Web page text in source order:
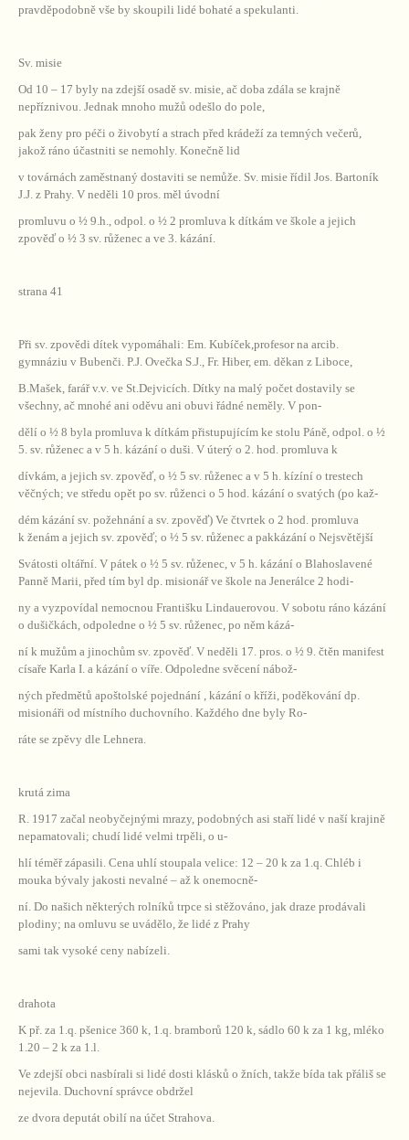
pravděpodobně vše by skoupili lidé bohaté a spekulanti.
Sv. misie
Od 10 – 17 byly na zdejší osadě sv. misie, ač doba zdála se krajně
nepříznivou. Jednak mnoho mužů odešlo do pole,
pak ženy pro péči o živobytí a strach před krádeží za temných večerů,
jakož ráno účastniti se nemohly. Konečně lid
v továrnách zaměstnaný dostaviti se nemůže. Sv. misie řídil Jos. Bartoník
J.J. z Prahy. V neděli 10 pros. měl úvodní
promluvu o ½ 9.h., odpol. o ½ 2 promluva k dítkám ve škole a jejich
zpověď o ½ 3 sv. růženec a ve 3. kázání.
strana 41
Při sv. zpovědi dítek vypomáhali: Em. Kubíček,profesor na arcib.
gymnáziu v Bubenči. P.J. Ovečka S.J., Fr. Hiber, em. děkan z Liboce,
B.Mašek, farář v.v. ve St.Dejvicích. Dítky na malý počet dostavily se
všechny, ač mnohé ani oděvu ani obuvi řádné neměly. V pon-
dělí o ½ 8 byla promluva k dítkám přistupujícím ke stolu Páně, odpol. o ½
5. sv. růženec a v 5 h. kázání o duši. V úterý o 2. hod. promluva k
dívkám, a jejich sv. zpověď, o ½ 5 sv. růženec a v 5 h. kízíní o trestech
věčných; ve středu opět po sv. růženci o 5 hod. kázání o svatých (po kaž-
dém kázání sv. požehnání a sv. zpověď) Ve čtvrtek o 2 hod. promluva
k ženám a jejich sv. zpověď; o ½ 5 sv. růženec a pakkázání o Nejsvětější
Svátosti oltářní. V pátek o ½ 5 sv. růženec, v 5 h. kázání o Blahoslavené
Panně Marii, před tím byl dp. misionář ve škole na Jenerálce 2 hodi-
ny a vyzpovídal nemocnou Františku Lindauerovou. V sobotu ráno kázání
o dušičkách, odpoledne o ½ 5 sv. růženec, po něm kázá-
ní k mužům a jinochům sv. zpověď. V neděli 17. pros. o ½ 9. čtěn manifest
císaře Karla I. a kázání o víře. Odpoledne svěcení nábož-
ných předmětů apoštolské pojednání , kázání o kříži, poděkování dp.
misionáři od místního duchovního. Každého dne byly Ro-
ráte se zpěvy dle Lehnera.
krutá zima
R. 1917 začal neobyčejnými mrazy, podobných asi staří lidé v naší krajině
nepamatovali; chudí lidé velmi trpěli, o u-
hlí téměř zápasili. Cena uhlí stoupala velice: 12 – 20 k za 1.q. Chléb i
mouka bývaly jakosti nevalné – až k onemocně-
ní. Do našich některých rolníků trpce si stěžováno, jak draze prodávali
plodiny; na omluvu se uvádělo, že lidé z Prahy
sami tak vysoké ceny nabízeli.
drahota
K př. za 1.q. pšenice 360 k, 1.q. bramborů 120 k, sádlo 60 k za 1 kg, mléko
1.20 – 2 k za 1.l.
Ve zdejší obci nasbírali si lidé dosti klásků o žních, takže bída tak přáliš se
nejevila. Duchovní správce obdržel
ze dvora deputát obilí na účet Strahova.